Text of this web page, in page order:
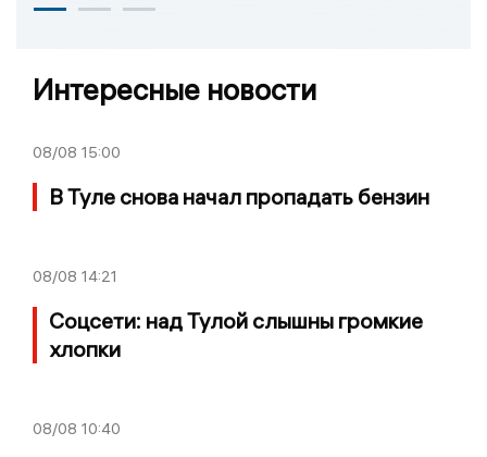
Интересные новости
08/08 15:00
В Туле снова начал пропадать бензин
08/08 14:21
Соцсети: над Тулой слышны громкие
хлопки
08/08 10:40